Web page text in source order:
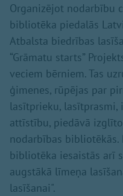
Organizējot nodarbību
bibliotēka piedalās
Atbalsta biedrības
“Grāmatu starts”
veciem bērniem. Tas
ģimenes, rūpējas par
lasītprieku,
attīstību, piedāvā
nodarbības
bibliotēka iesaistās arī
augstākā līmeņa
lasīšanai".